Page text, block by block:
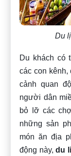
Du
Du khách có
các con kênh,
cảnh quan
người dân
bỏ lỡ các
những sản
món ăn địa
động này,du